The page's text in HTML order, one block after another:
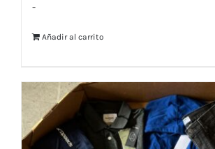
-
Añadir al carrito